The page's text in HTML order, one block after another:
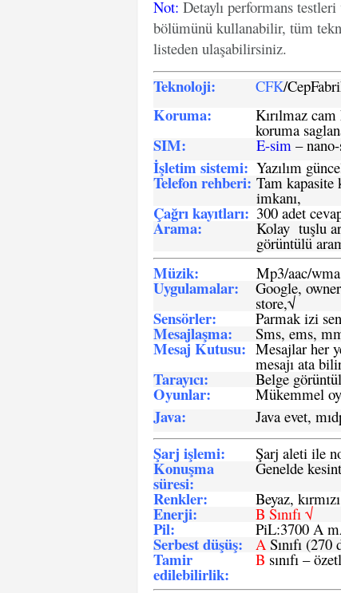
Not: Detaylı performans
bölümünü kullanabilir, tüm
listeden ulaşabilirsiniz.
Teknoloji: CFK/
Koruma: Kırılmaz cam
koruma
SIM: E-sim –
İşletim sistemi: Yazılım
Telefon rehberi: Tam kapasite
imkanı,
Çağrı kayıtları: 300 adet
Arama: Kolay tuşlu
görüntülü
Müzik: Mp3/aac/wma
Uygulamalar: Google,
store,√
Sensörler: Parmak izi
Mesajlaşma: Sms, ems,
Mesaj Kutusu: Mesajlar her
mesajı ata
Tarayıcı: Belge
Oyunlar: Mükemmel
Java: Java evet,
Şarj işlemi: Şarj aleti ile
Konuşma
süresi:
Genelde
Renkler: Beyaz,
Enerji: B Sınıfı √
Pil: PiL:3700 A
Serbest düşüş: ASınıfı (270
Tamir
edilebilirlik:
B sınıfı –